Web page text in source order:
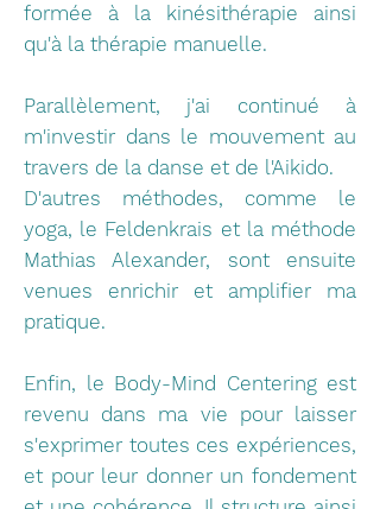
formée à la kinésithérapie ainsi
qu'à la thérapie manuelle.
Parallèlement, j'ai continué à
m'investir dans le mouvement au
travers de la danse et de l'Aikido.
D'autres méthodes, comme le
yoga, le Feldenkrais et la méthode
Mathias Alexander, sont ensuite
venues enrichir et amplifier ma
pratique.
Enfin, le Body-Mind Centering est
revenu dans ma vie pour laisser
s'exprimer toutes ces expériences,
et pour leur donner un fondement